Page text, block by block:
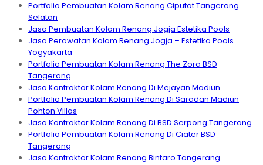
Portfolio Pembuatan Kolam Renang Ciputat Tangerang
Selatan
Jasa Pembuatan Kolam Renang Jogja Estetika Pools
Jasa Perawatan Kolam Renang Jogja – Estetika Pools
Yogyakarta
Portfolio Pembuatan Kolam Renang The Zora BSD
Tangerang
Jasa Kontraktor Kolam Renang Di Mejayan Madiun
Portfolio Pembuatan Kolam Renang Di Saradan Madiun
Pohton Villas
Jasa Kontraktor Kolam Renang Di BSD Serpong Tangerang
Portfolio Pembuatan Kolam Renang Di Ciater BSD
Tangerang
Jasa Kontraktor Kolam Renang Bintaro Tangerang